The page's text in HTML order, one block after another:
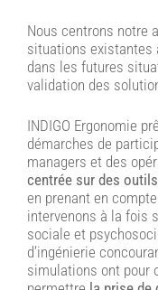
Nous centrons notre
situations existantes
dans les futures
validation des
INDIGO Ergonomie
démarches de
managers et des
centrée sur des
en prenant en
intervenons à la fois
sociale et
d’ingénierie
simulations ont pour